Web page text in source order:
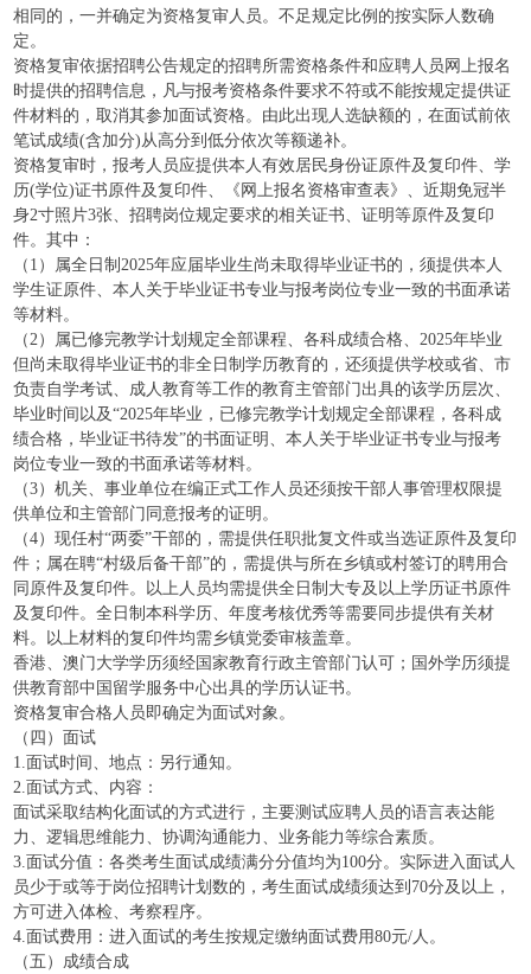
相同的，一并确定为资格复审人员。不足规定比例的按实际人数确
定。
资格复审依据招聘公告规定的招聘所需资格条件和应聘人员网上报名
时提供的招聘信息，凡与报考资格条件要求不符或不能按规定提供证
件材料的，取消其参加面试资格。由此出现人选缺额的，在面试前依
笔试成绩(含加分)从高分到低分依次等额递补。
资格复审时，报考人员应提供本人有效居民身份证原件及复印件、学
历(学位)证书原件及复印件、《网上报名资格审查表》、近期免冠半
身2寸照片3张、招聘岗位规定要求的相关证书、证明等原件及复印
件。其中：
（1）属全日制2025年应届毕业生尚未取得毕业证书的，须提供本人
学生证原件、本人关于毕业证书专业与报考岗位专业一致的书面承诺
等材料。
（2）属已修完教学计划规定全部课程、各科成绩合格、2025年毕业
但尚未取得毕业证书的非全日制学历教育的，还须提供学校或省、市
负责自学考试、成人教育等工作的教育主管部门出具的该学历层次、
毕业时间以及“2025年毕业，已修完教学计划规定全部课程，各科成
绩合格，毕业证书待发”的书面证明、本人关于毕业证书专业与报考
岗位专业一致的书面承诺等材料。
（3）机关、事业单位在编正式工作人员还须按干部人事管理权限提
供单位和主管部门同意报考的证明。
（4）现任村“两委”干部的，需提供任职批复文件或当选证原件及复印
件；属在聘“村级后备干部”的，需提供与所在乡镇或村签订的聘用合
同原件及复印件。以上人员均需提供全日制大专及以上学历证书原件
及复印件。全日制本科学历、年度考核优秀等需要同步提供有关材
料。以上材料的复印件均需乡镇党委审核盖章。
香港、澳门大学学历须经国家教育行政主管部门认可；国外学历须提
供教育部中国留学服务中心出具的学历认证书。
资格复审合格人员即确定为面试对象。
（四）面试
1.面试时间、地点：另行通知。
2.面试方式、内容：
面试采取结构化面试的方式进行，主要测试应聘人员的语言表达能
力、逻辑思维能力、协调沟通能力、业务能力等综合素质。
3.面试分值：各类考生面试成绩满分分值均为100分。实际进入面试人
员少于或等于岗位招聘计划数的，考生面试成绩须达到70分及以上，
方可进入体检、考察程序。
4.面试费用：进入面试的考生按规定缴纳面试费用80元/人。
（五）成绩合成